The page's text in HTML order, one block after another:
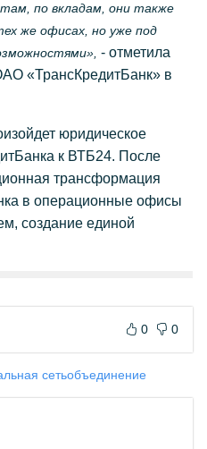
по вкладам, они также
же офисах, но уже под
- отметила
«ТрансКредитБанк» в
юридическое
к ВТБ24. После
трансформация
в операционные офисы
создание единой
0 0
сетьобъединение